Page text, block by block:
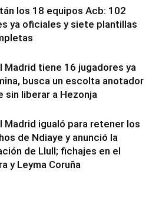
los 18 equipos Acb: 102
ya oficiales y siete plantillas
Madrid tiene 16 jugadores ya
busca un escolta anotador
sin liberar a Hezonja
Madrid igualó para retener los
de Ndiaye y anunció la
de Llull; fichajes en el
y Leyma Coruña